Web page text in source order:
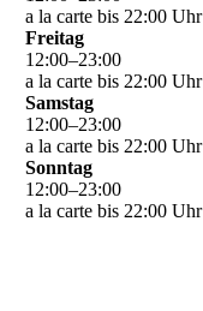
a la carte bis 22:00 Uhr
Freitag
12:00–23:00
a la carte bis 22:00 Uhr
Samstag
12:00–23:00
a la carte bis 22:00 Uhr
Sonntag
12:00–23:00
a la carte bis 22:00 Uhr